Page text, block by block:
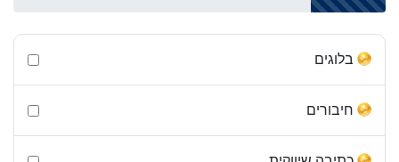
בלוגים
חיבורים